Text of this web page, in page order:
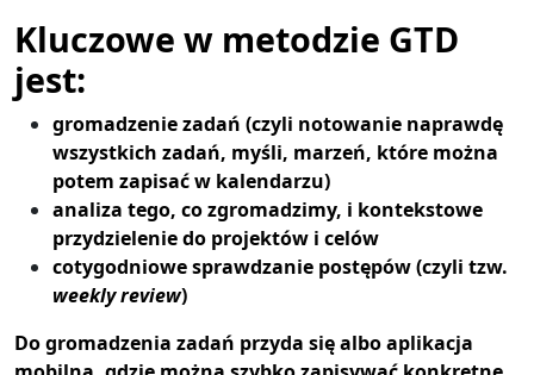
Kluczowe w metodzie GTD
jest:
gromadzenie zadań (czyli notowanie naprawdę
wszystkich zadań, myśli, marzeń, które można
potem zapisać w kalendarzu)
analiza tego, co zgromadzimy, i kontekstowe
przydzielenie do projektów i celów
cotygodniowe sprawdzanie postępów (czyli tzw.
weekly review)
Do gromadzenia zadań przyda się albo aplikacja